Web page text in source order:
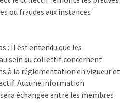
ou fraudes aux instances
: Il est entendu que les
sein du collectif concernent
à la réglementation en vigueur et
Aucune information
échangée entre les membres